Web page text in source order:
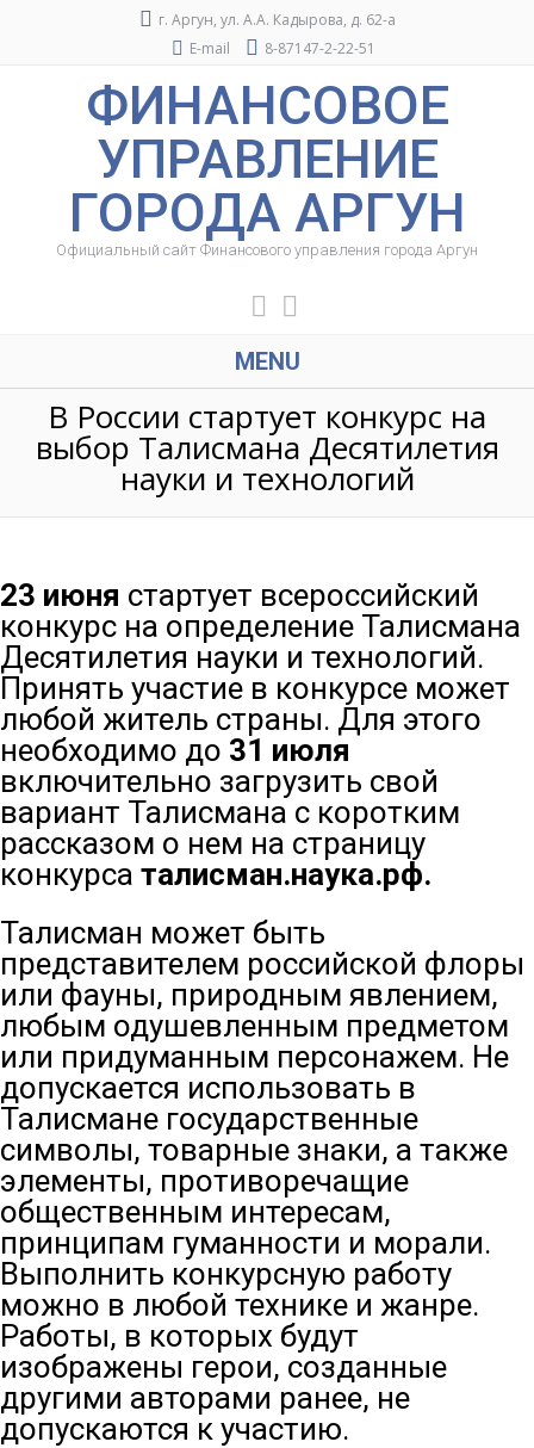
г. Аргун, ул. А.А. Кадырова, д. 62-а
E-mail
8-87147-2-22-51
ФИНАНСОВОЕ
УПРАВЛЕНИЕ
ГОРОДА АРГУН
Официальный сайт Финансового управления города Аргун
MENU
В России стартует конкурс на
выбор Талисмана Десятилетия
науки и технологий
23 июня стартует всероссийский
конкурс на определение Талисмана
Десятилетия науки и технологий.
Принять участие в конкурсе может
любой житель страны. Для этого
необходимо до 31 июля
включительно загрузить свой
вариант Талисмана с коротким
рассказом о нем на страницу
конкурса талисман.наука.рф.
Талисман может быть
представителем российской флоры
или фауны, природным явлением,
любым одушевленным предметом
или придуманным персонажем. Не
допускается использовать в
Талисмане государственные
символы, товарные знаки, а также
элементы, противоречащие
общественным интересам,
принципам гуманности и морали.
Выполнить конкурсную работу
можно в любой технике и жанре.
Работы, в которых будут
изображены герои, созданные
другими авторами ранее, не
допускаются к участию.